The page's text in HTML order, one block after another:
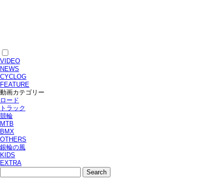
VIDEO
NEWS
CYCLOG
FEATURE
動画カテゴリー
ロード
トラック
競輪
MTB
BMX
OTHERS
銀輪の風
KIDS
EXTRA